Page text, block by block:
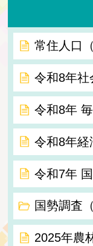
常住人口
令和8年社
令和8年
令和8年経
令和7年
国勢調査
2025年農